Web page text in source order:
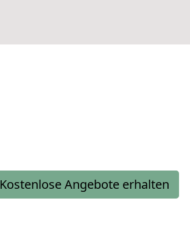
Kostenlose Angebote erhalten